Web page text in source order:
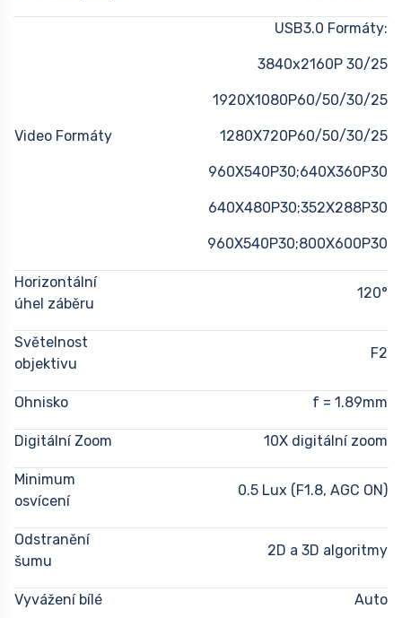
Video Formáty
USB3.0 Formáty:
3840x2160P 30/25
1920X1080P60/50/30/25
1280X720P60/50/30/25
960X540P30;640X360P30
640X480P30;352X288P30
960X540P30;800X600P30
Horizontální
úhel záběru
120°
Světelnost
objektivu
F2
Ohnisko f = 1.89mm
Digitální Zoom 10X digitální zoom
Minimum
osvícení
0.5 Lux (F1.8, AGC ON)
Odstranění
šumu
2D a 3D algoritmy
Vyvážení bílé Auto